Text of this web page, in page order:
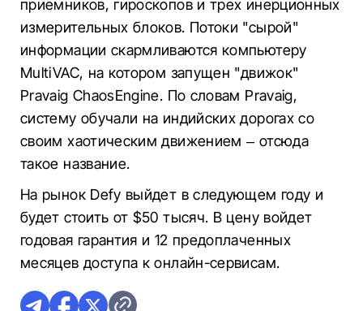
приемников, гироскопов и трех инерционных
измерительных блоков. Потоки "сырой"
информации скармливаются компьютеру
MultiVAC, на котором запущен "движок"
Pravaig ChaosEngine. По словам Pravaig,
систему обучали на индийских дорогах со
своим хаотическим движением – отсюда
такое название.
На рынок Defy выйдет в следующем году и
будет стоить от $50 тысяч. В цену войдет
годовая гарантия и 12 предоплаченных
месяцев доступа к онлайн-сервисам.